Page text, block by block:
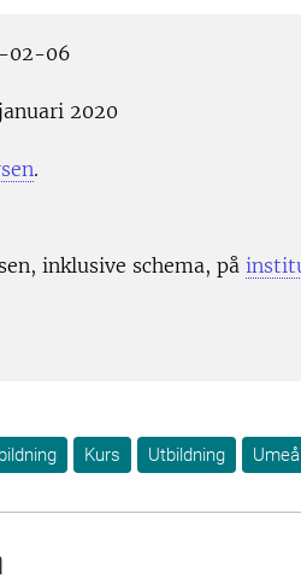
02-06
2020
.
inklusive schema, på
Kurs Utbildning Umeå